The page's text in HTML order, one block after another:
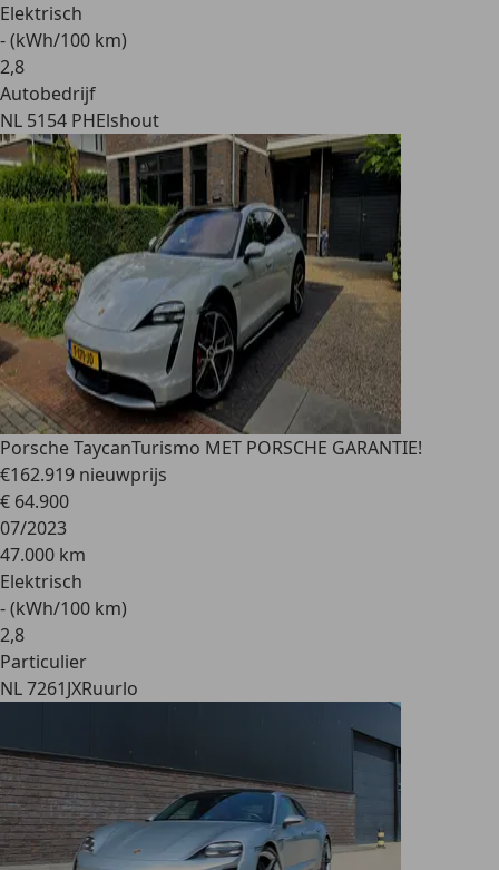
Elektrisch
- (kWh/100 km)
2,8
Autobedrijf
NL 5154 PHElshout
Porsche TaycanTurismo MET PORSCHE GARANTIE!
€162.919 nieuwprijs
€ 64.900
07/2023
47.000 km
Elektrisch
- (kWh/100 km)
2,8
Particulier
NL 7261JXRuurlo